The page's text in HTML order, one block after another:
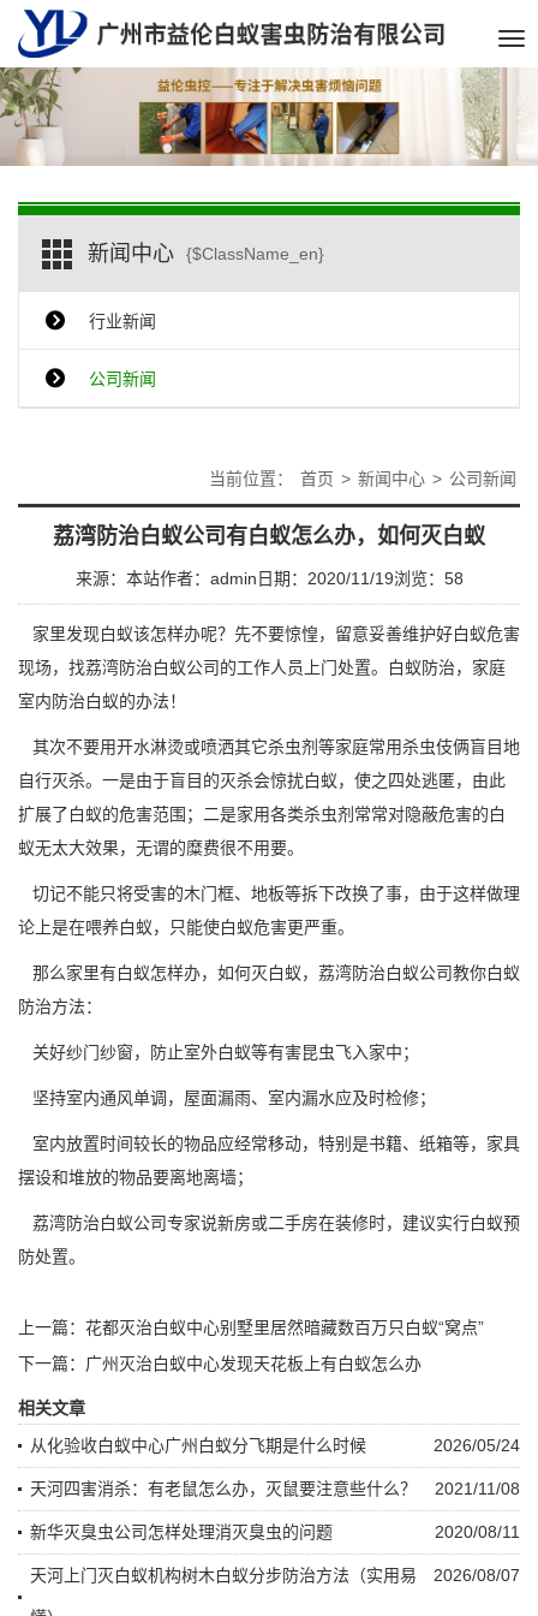
新闻中心 {$ClassName_en}
行业新闻
公司新闻
当前位置： 首页 > 新闻中心 > 公司新闻
荔湾防治白蚁公司有白蚁怎么办，如何灭白蚁
来源：本站作者：admin 日期：2020/11/19浏览： 58
家里发现白蚁该怎样办呢？先不要惊惶，留意妥善维护好白蚁危害
现场，找荔湾防治白蚁公司的工作人员上门处置。白蚁防治，家庭
室内防治白蚁的办法！
其次不要用开水淋烫或喷洒其它杀虫剂等家庭常用杀虫伎俩盲目地
自行灭杀。一是由于盲目的灭杀会惊扰白蚁，使之四处逃匿，由此
扩展了白蚁的危害范围 ；二是家用各类杀虫剂常常对隐蔽危害的白
蚁无太大效果，无谓的糜费很不用要。
切记不能只将受害的木门框、地板等拆下改换了事，由于这样做理
论上是在喂养白蚁，只能使白蚁危害更严重。
那么家里有白蚁怎样办，如何灭白蚁，荔湾防治白蚁公司教你白蚁
防治方法：
关好纱门纱窗，防止室外白蚁等有害昆虫飞入家中；
坚持室内通风单调，屋面漏雨、室内漏水应及时检修；
室内放置时间较长的物品应经常移动，特别是书籍、纸箱等，家具
摆设和堆放的物品要离地离墙；
荔湾防治白蚁公司专家说新房或二手房在装修时，建议实行白蚁预
防处置。
上一篇： 花都灭治白蚁中心别墅里居然暗藏数百万只白蚁“窝点”
下一篇： 广州灭治白蚁中心发现天花板上有白蚁怎么办
相关文章
2026/05/24
从化验收白蚁中心广州白蚁分飞期是什么时候
2021/11/08
天河四害消杀：有老鼠怎么办，灭鼠要注意些什么？
2020/08/11
新华灭臭虫公司怎样处理消灭臭虫的问题
2026/08/07
天河上门灭白蚁机构树木白蚁分步防治方法（实用易